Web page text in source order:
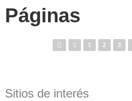
Páginas
1 2 3
Sitios de interés